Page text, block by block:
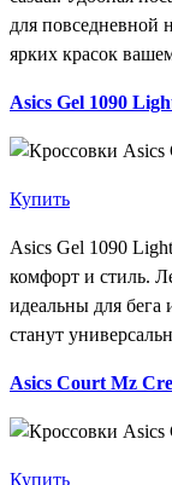
для повседневной
ярких красок
Asics Gel 1090
Купить
Asics Gel 1090
комфорт и стиль.
идеальны для бега
станут
Asics Court Mz
Купить